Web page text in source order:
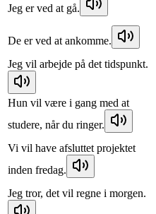
Jeg er ved at gå.
De er ved at ankomme.
Jeg vil arbejde på det tidspunkt.
Hun vil være i gang med at
studere, når du ringer.
Vi vil have afsluttet projektet
inden fredag.
Jeg tror, det vil regne i morgen.